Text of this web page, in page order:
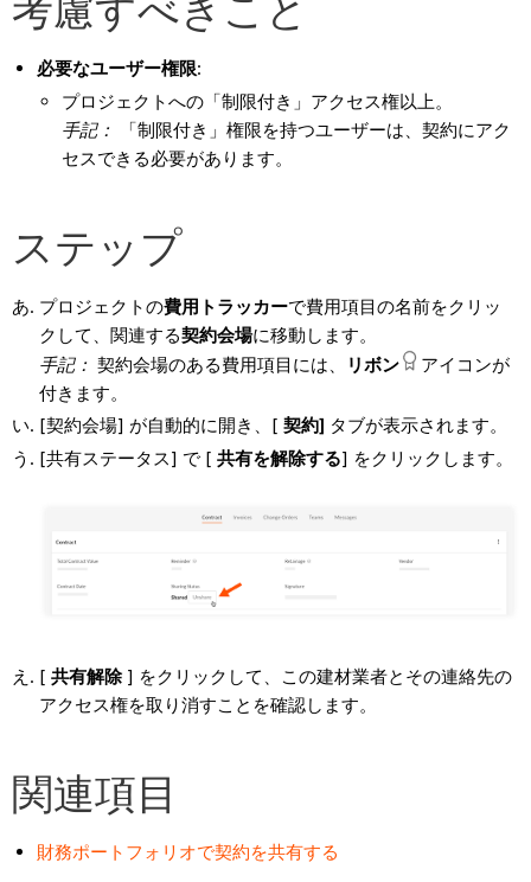
必要なユーザー権限:
プロジェクトへの「制限付き」アクセス権以上。
手記：
「制限付き」権限を持つユーザーは、契約にアク
セスできる必要があります。
ステップ
プロジェクトの費用トラッカーで費用項目の名前をクリッ
クして、関連する契約会場に移動します。
手記： 契約会場のある費用項目には、 リボン
アイコンが
付きます。
[契約会場] が自動的に開き、[ 契約] タブが表示されます。
[共有ステータス] で [ 共有を解除する] をクリックします。
[ 共有解除] をクリックして、この建材業者とその連絡先の
アクセス権を取り消すことを確認します。
関連項目
財務ポートフォリオで契約を共有する